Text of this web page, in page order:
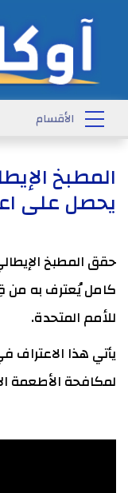
المطبخ
يحصل على
حقق المطبخ
كامل يُعترف به من
للأمم المتحدة.
يأتي هذا
لمكافحة الأطعمة